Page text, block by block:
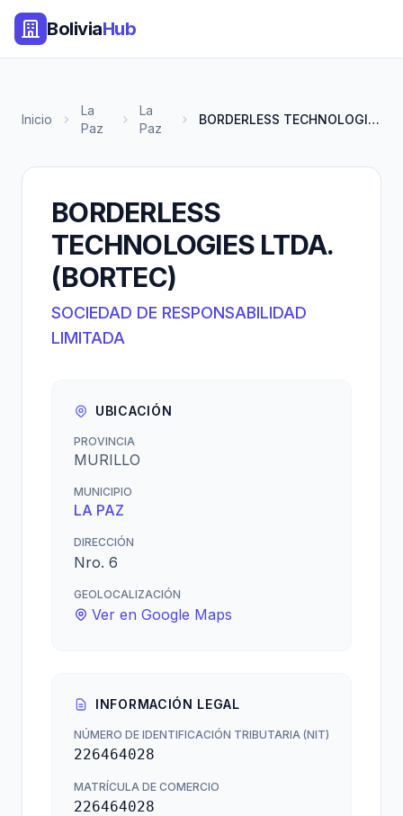
BoliviaHub
Inicio
La
Paz
La
Paz
BORDERLESS TECHNOLOGIES LTDA....
BORDERLESS
TECHNOLOGIES LTDA.
(BORTEC)
SOCIEDAD DE RESPONSABILIDAD
LIMITADA
UBICACIÓN
PROVINCIA
MURILLO
MUNICIPIO
LA PAZ
DIRECCIÓN
Nro. 6
GEOLOCALIZACIÓN
Ver en Google Maps
INFORMACIÓN LEGAL
NÚMERO DE IDENTIFICACIÓN TRIBUTARIA (NIT)
226464028
MATRÍCULA DE COMERCIO
226464028